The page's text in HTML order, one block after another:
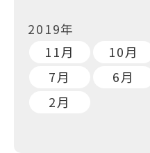
2019年
11月
10月
7月
6月
2月